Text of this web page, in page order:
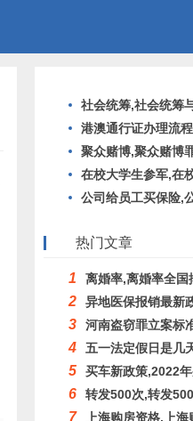
社会统筹,社会统筹与什么相结合的基
港澳通行证办理流程,网上办理港澳
聚众赌博,聚众赌博罪量
在校大学生参军,在校大学生参军
公司给员工买保险,公司给员工买
热门文章
1 离婚率,离婚率全国
2 异地医保报销最新政策,2022年异地
3 河南盗窃罪立案标准,河南盗窃
4 五一法定假日是几天,2022年五
5 买车新政策,2022
6 转发500次,转发
7 上海购房资格,上海购房资格